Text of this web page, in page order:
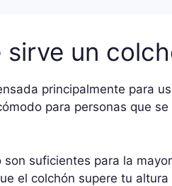
sirve un
principalmente para
para personas que
son suficientes para la
el colchón supere tu